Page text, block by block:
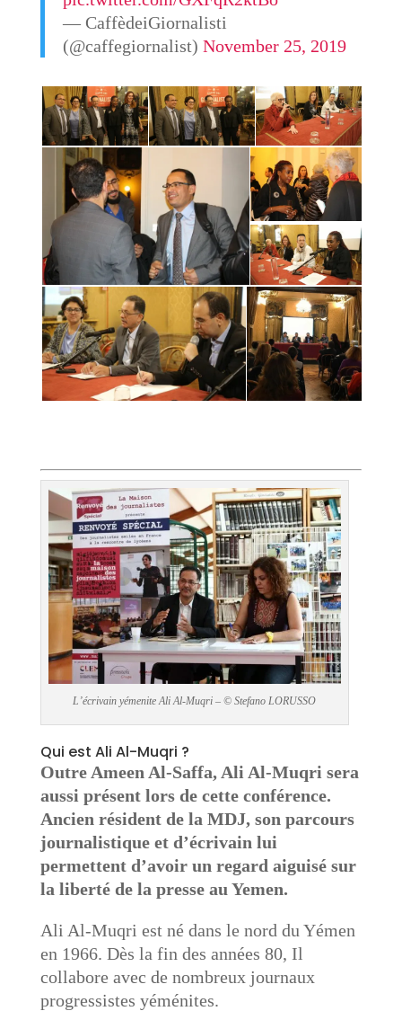
— CaffèdeiGiornalisti
(@caffegiornalist) November 25, 2019
L’écrivain yémenite Ali Al-Muqri – © Stefano LORUSSO
Qui est Ali Al-Muqri ?
Outre Ameen Al-Saffa, Ali Al-Muqri sera
aussi présent lors de cette conférence.
Ancien résident de la MDJ, son parcours
journalistique et d’écrivain lui
permettent d’avoir un regard aiguisésur
la liberté de la presse au Yemen.
Ali Al-Muqri est né dans le nord du Yémen
en 1966. Dès la fin des années 80, Il
collabore avec de nombreux journaux
progressistes yéménites.